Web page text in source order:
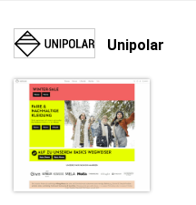
Unipolar